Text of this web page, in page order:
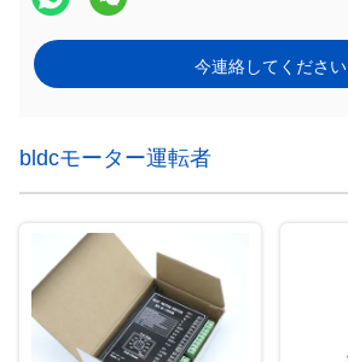
今連絡してください
bldcモーター運転者